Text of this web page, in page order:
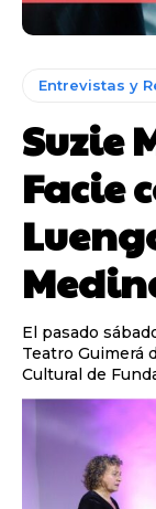
Entrevistas y
Suzie
Facie
El pasado
Teatro Guimerá
Cultural de